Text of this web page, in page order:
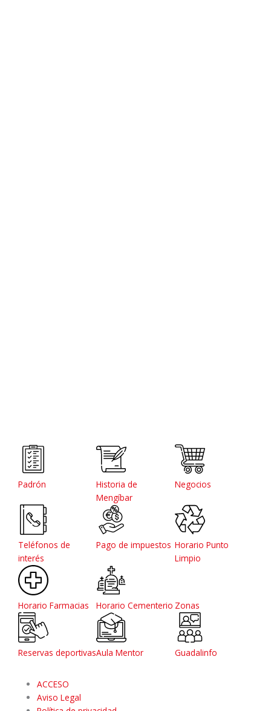
Padrón
Historia de
Mengíbar
Negocios
Teléfonos de
interés
Pago de impuestos Horario Punto
Limpio
Horario Farmacias Horario Cementerio Zonas
Reservas deportivasAula Mentor Guadalinfo
ACCESO
Aviso Legal